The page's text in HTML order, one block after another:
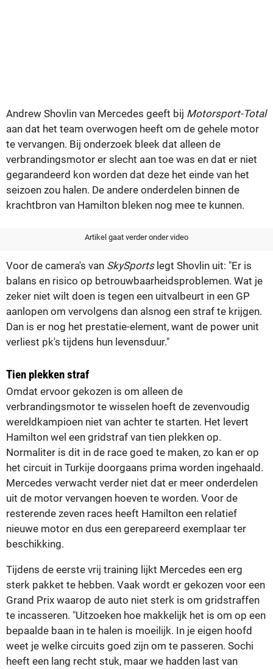
Andrew Shovlin van Mercedes geeft bij Motorsport-Total
aan dat het team overwogen heeft om de gehele motor
te vervangen. Bij onderzoek bleek dat alleen de
verbrandingsmotor er slecht aan toe was en dat er niet
gegarandeerd kon worden dat deze het einde van het
seizoen zou halen. De andere onderdelen binnen de
krachtbron van Hamilton bleken nog mee te kunnen.
Artikel gaat verder onder video
Voor de camera's van SkySportslegt Shovlin uit: "Er is
balans en risico op betrouwbaarheidsproblemen. Wat je
zeker niet wilt doen is tegen een uitvalbeurt in een GP
aanlopen om vervolgens dan alsnog een straf te krijgen.
Dan is er nog het prestatie-element, want de power unit
verliest pk's tijdens hun levensduur."
Tien plekken straf
Omdat ervoor gekozen is om alleen de
verbrandingsmotor te wisselen hoeft de zevenvoudig
wereldkampioen niet van achter te starten. Het levert
Hamilton wel een gridstraf van tien plekken op.
Normaliter is dit in de race goed te maken, zo kan er op
het circuit in Turkije doorgaans prima worden ingehaald.
Mercedes verwacht verder niet dat er meer onderdelen
uit de motor vervangen hoeven te worden. Voor de
resterende zeven races heeft Hamilton een relatief
nieuwe motor en dus een gerepareerd exemplaar ter
beschikking.
Tijdens de eerste vrij training lijkt Mercedes een erg
sterk pakket te hebben. Vaak wordt er gekozen voor een
Grand Prix waarop de auto niet sterk is om gridstraffen
te incasseren. "Uitzoeken hoe makkelijk het is om op een
bepaalde baan in te halen is moeilijk. In je eigen hoofd
weet je welke circuits goed zijn om te passeren. Sochi
heeft een lang recht stuk, maar we hadden last van